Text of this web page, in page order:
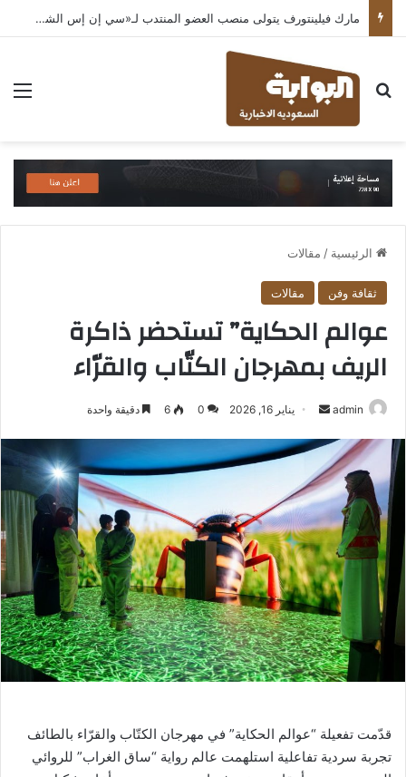
مارك فيلينتورف يتولى منصب العضو المنتدب لـ«سي إن إس الشرق الأوسط» ويشرف على شركات قطاع التكنولوجيا ضمن مجموعة غباش
بحث عن
الرئيسية / مقالات
ثقافة وفن مقالات
عوالم الحكاية” تستحضر ذاكرة
الريف بمهرجان الكتّاب والقرّاء
admin
أرسل
إلكترونيا
يناير 16, 2026 0
6 دقيقة واحدة
قدّمت تفعيلة “عوالم الحكاية” في مهرجان الكتّاب والقرّاء بالطائف
تجربة سردية تفاعلية استلهمت عالم رواية “ساق الغراب” للروائي